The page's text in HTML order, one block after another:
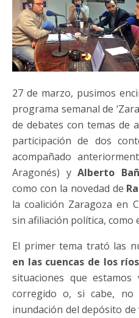
27 de marzo, pusimos
programa semanal de
de debates con temas de
participación de dos
acompañado
Aragonés) y Alberto
como con la novedad de
la coalición Zaragoza en
sin afiliación política, como
El primer tema trató las
en las cuencas de los
situaciones que estamos
corregido o, si cabe, no
inundación del depósito